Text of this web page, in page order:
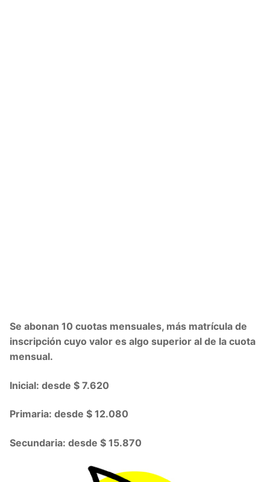
Se abonan 10 cuotas mensuales, más matrícula de
inscripción cuyo valor es algo superior al de la cuota
mensual.
Inicial: desde $ 7.620
Primaria: desde $ 12.080
Secundaria: desde $ 15.870